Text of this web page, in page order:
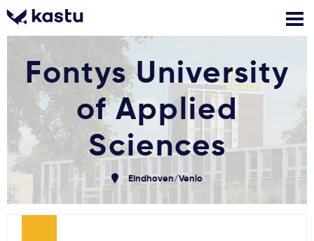
Prisijungti
Pranešimai
Skambink
Nemokamos
konsultacijos
Kontaktai
Fontys University
of Applied
Sciences
Eindhoven/Venlo